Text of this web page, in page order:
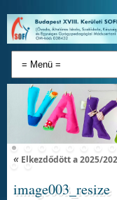
«Elkezdődött a 2025/
image003_resize